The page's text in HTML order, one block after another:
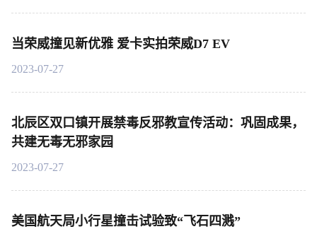
当荣威撞见新优雅 爱卡实拍荣威D7 EV
2023-07-27
北辰区双口镇开展禁毒反邪教宣传活动：巩固成果，
共建无毒无邪家园
2023-07-27
美国航天局小行星撞击试验致“飞石四溅”